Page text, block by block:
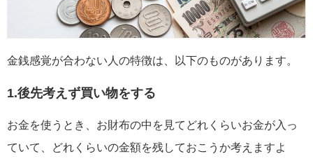
金銭感覚が合わない人の特徴は、以下のものがあります。
1.後先考えず買い物をする
お金を使うとき、お財布の中を見てどれくらいお金が入っ
ていて、どれくらいの金額を残しておこうか考えますよ